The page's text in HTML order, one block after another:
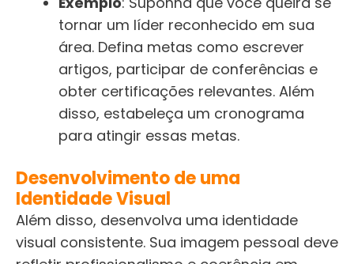
tornar um líder reconhecido em sua
área. Defina metas como escrever
artigos, participar de conferências e
obter certificações relevantes. Além
disso, estabeleça um cronograma
para atingir essas metas.
Desenvolvimento de uma
Identidade Visual
Além disso, desenvolva uma identidade
visual consistente. Sua imagem pessoal deve